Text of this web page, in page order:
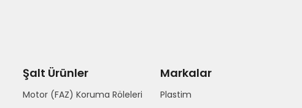
Şalt Ürünler
Motor (FAZ) Koruma Röleleri
Markalar
Plastim